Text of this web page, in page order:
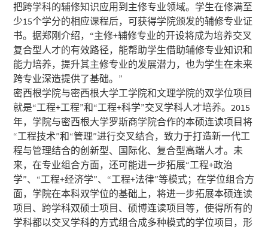
把跨学科的辅修知识应用到主修专业领域。学生在修满至
少15个学分的相应课程后，可获得学院颁发的辅修专业证
书。据郑刚介绍，“主修+辅修专业的开设将成为培养交叉
复合型人才的有效路径，能帮助学生借助辅修专业知识和
能力培养，提升其主修专业的发展潜力，也为学生在未来
跨专业深造提供了基础。”
密西根学院与密西根大学工学院和文理学院的双学位项目
就是“工程+工程”和“工程+科学”交叉学科人才培养。2015
年，学院与密西根大学罗斯商学院合作的本硕连读项目将
“工程技术”和“管理”进行交叉结合，致力于打造新一代工
程与管理结合的创新型、国际化、复合型高端人才。未
来，在专业组合方面，还可能进一步拓展“工程+政治
学”、“工程+经济学”、“工程+法律”等模式；在学位组合方
面，学院在本科双学位的基础上，将进一步拓展本硕连读
项目、跨学科双硕士项目、硕博连读项目等，使得所有的
学科都以交叉学科的方式组合成多种模式的学位项目，形